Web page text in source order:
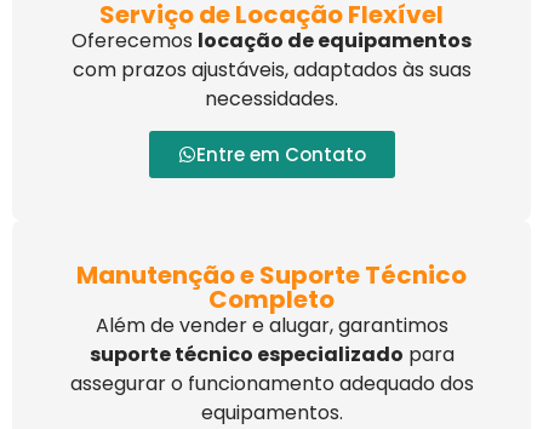
Serviço de Locação Flexível
Oferecemos locação de equipamentos
com prazos ajustáveis, adaptados às suas
necessidades.
Entre em Contato
Manutenção e Suporte Técnico
Completo
Além de vender e alugar, garantimos
suporte técnico especializado para
assegurar o funcionamento adequado dos
equipamentos.